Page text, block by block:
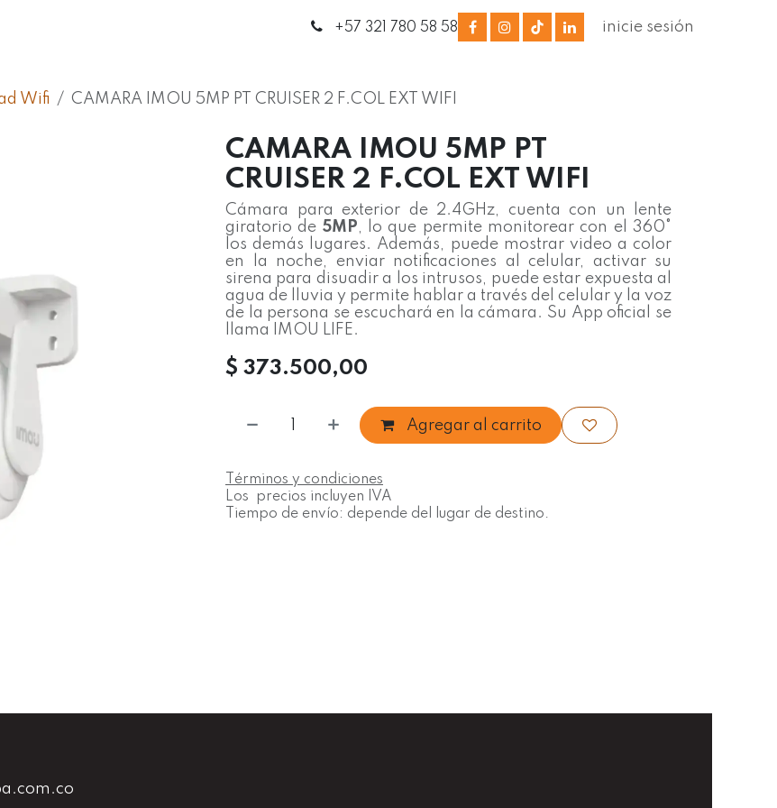
Contáctanos +57 321 780 58 58 inicie sesión
Wifi CAMARA IMOU 5MP PT CRUISER 2 F.COL EXT WIFI
CAMARA IMOU 5MP PT
CRUISER 2 F.COL EXT WIFI
Cámara para exterior de 2.4GHz, cuenta con un lente
giratorio de 5MP, lo que permite monitorear con el 360°
los demás lugares. Además, puede mostrar video a color
en la noche, enviar notificaciones al celular, activar su
sirena para disuadir a los intrusos, puede estar expuesta al
agua de lluvia y permite hablar a través del celular y la voz
de la persona se escuchará en la cámara. Su App oficial se
llama IMOU LIFE.
$ 373.500,00
Agregar al carrito
Términos y condiciones
Los precios incluyen IVA
Tiempo de envío: depende del lugar de destino.